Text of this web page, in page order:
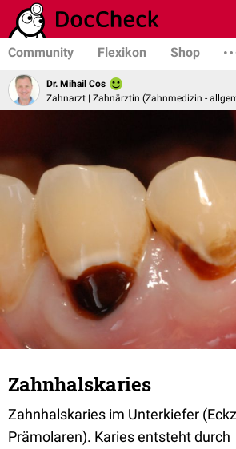
Community Flexikon Shop
Dr. Mihail Cos
Zahnarzt | Zahnärztin (Zahnmedizin -
Zahnhalskaries
Zahnhalskaries im Unterkiefer
Prämolaren). Karies entsteht durch